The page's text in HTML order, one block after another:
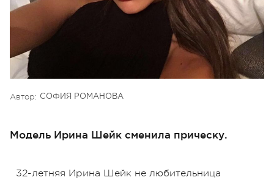
Автор: СОФИЯ РОМАНОВА
Модель Ирина Шейк сменила прическу.
32-летняя Ирина Шейк не любительница